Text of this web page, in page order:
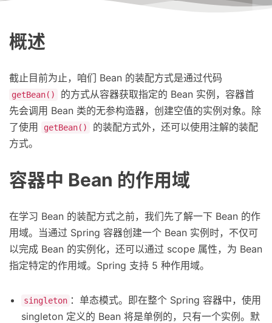
概述
截止目前为止，咱们 Bean 的装配方式是通过代码
getBean()
的方式从容器获取指定的 Bean 实例，容器首
先会调用 Bean 类的无参构造器，创建空值的实例对象。除
了使用
getBean()
的装配方式外，还可以使用注解的装配
方式。
容器中 Bean 的作用域
在学习 Bean 的装配方式之前，我们先了解一下 Bean 的作
用域。当通过 Spring 容器创建一个 Bean 实例时，不仅可
以完成 Bean 的实例化，还可以通过 scope 属性，为 Bean
指定特定的作用域。Spring 支持 5 种作用域。
singleton ：单态模式。即在整个 Spring 容器中，使用
singleton 定义的 Bean 将是单例的，只有一个实例。默